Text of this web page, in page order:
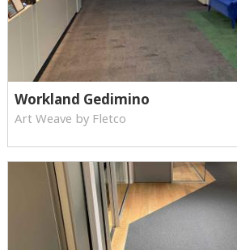
Workland Gedimino
Art Weave by Fletco